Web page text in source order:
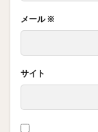
メール※
サイト